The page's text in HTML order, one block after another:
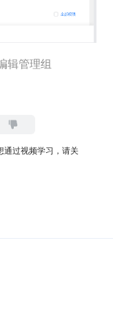
辑管理组
通过视频学习，请关